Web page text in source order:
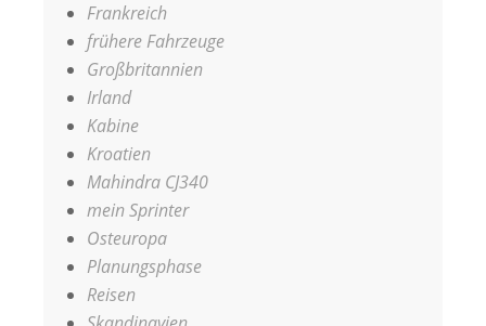
Frankreich
frühere Fahrzeuge
Großbritannien
Irland
Kabine
Kroatien
Mahindra CJ340
mein Sprinter
Osteuropa
Planungsphase
Reisen